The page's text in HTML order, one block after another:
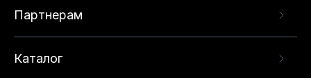
Партнерам
Каталог